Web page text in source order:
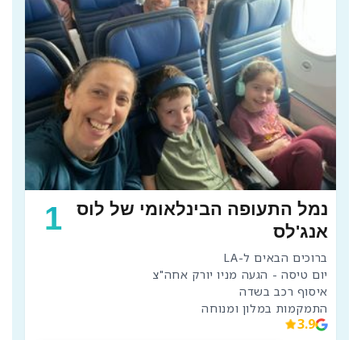
1
נמל התעופה הבינלאומי של לוס
אנג'לס
איסוף רכב בשדה
התמקמות במלון ומנוחה
3.9